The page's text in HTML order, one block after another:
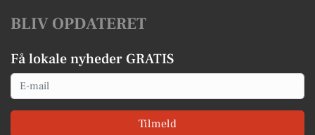
BLIV OPDATERET
Få lokale nyheder GRATIS
Email
Tilmeld